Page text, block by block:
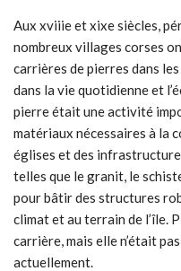
Aux xviiie et xixe siècles,
nombreux villages corses
carrières de pierres dans
dans la vie quotidienne et
pierre était une activité
matériaux nécessaires à la
églises et des
telles que le granit, le
pour bâtir des structures
climat et au terrain de l’île.
carrière, mais elle n’était
actuellement.